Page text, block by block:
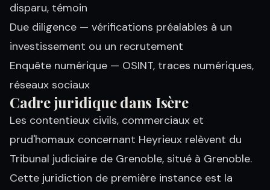
disparu, témoin
Due diligence — vérifications préalables à un
investissement ou un recrutement
Enquête numérique — OSINT, traces numériques,
réseaux sociaux
Cadre juridique dans Isère
Les contentieux civils, commerciaux et
prud'homaux concernant Heyrieux relèvent du
Tribunal judiciaire de Grenoble, situé à Grenoble.
Cette juridiction de première instance est la